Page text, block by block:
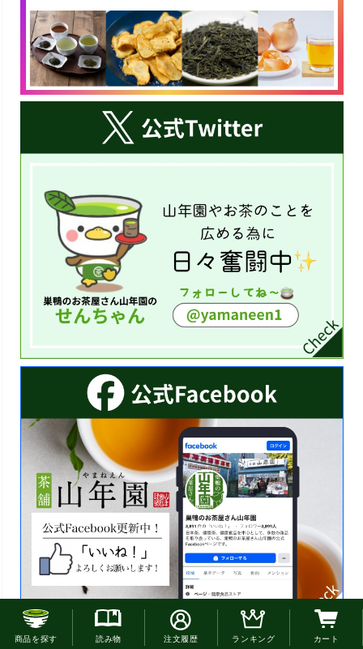
お電話でのご注文はこちら
商品を探す 読み物 注文履歴 ランキング カート